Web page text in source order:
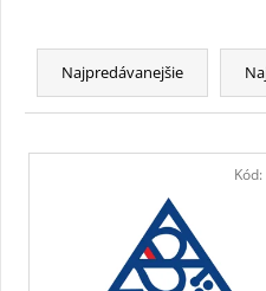
R
d
Najpredávanejšie
V
Kód: